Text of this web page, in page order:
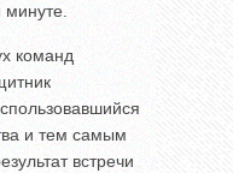
минуте.
команд
и тем самым
встречи